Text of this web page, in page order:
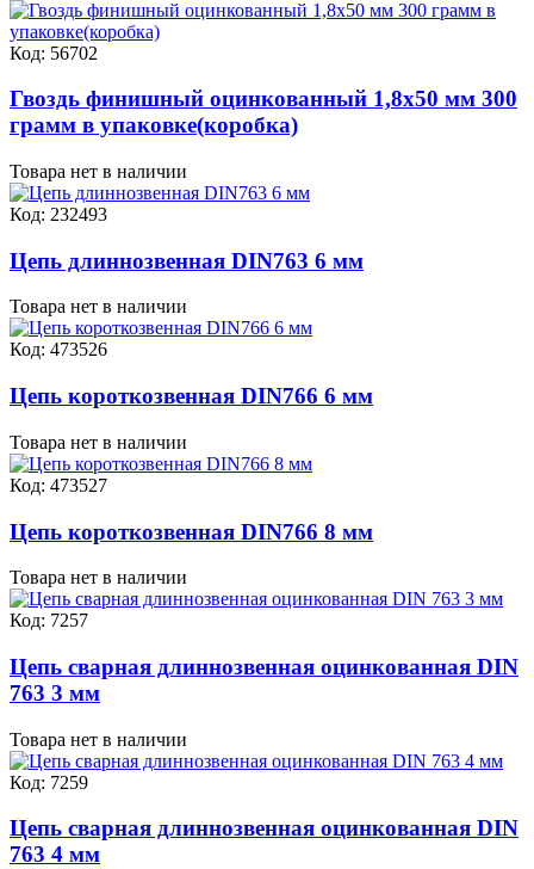
Код: 56702
Гвоздь финишный оцинкованный 1,8х50 мм 300
грамм в упаковке(коробка)
Товара нет в наличии
Код: 232493
Цепь длиннозвенная DIN763 6 мм
Товара нет в наличии
Код: 473526
Цепь короткозвенная DIN766 6 мм
Товара нет в наличии
Код: 473527
Цепь короткозвенная DIN766 8 мм
Товара нет в наличии
Код: 7257
Цепь сварная длиннозвенная оцинкованная DIN
763 3 мм
Товара нет в наличии
Код: 7259
Цепь сварная длиннозвенная оцинкованная DIN
763 4 мм